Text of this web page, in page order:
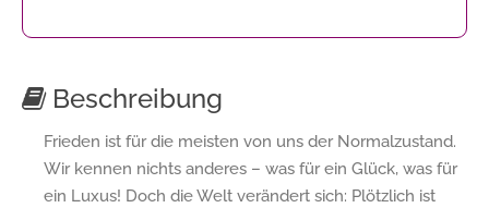
Beschreibung
Frieden ist für die meisten von uns der Normalzustand.
Wir kennen nichts anderes – was für ein Glück, was für
ein Luxus! Doch die Welt verändert sich: Plötzlich ist